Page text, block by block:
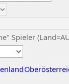
Spieler